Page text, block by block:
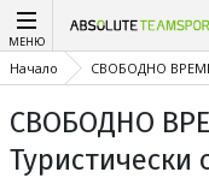
МЕНЮ
Начало СВОБОДНО
СВОБОДНО
Туристически